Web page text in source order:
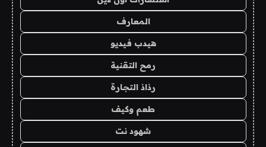
المعارف
هيدب فيديو
رمح التقنية
رذاذ التجارة
طعم وكيف
شهود نت